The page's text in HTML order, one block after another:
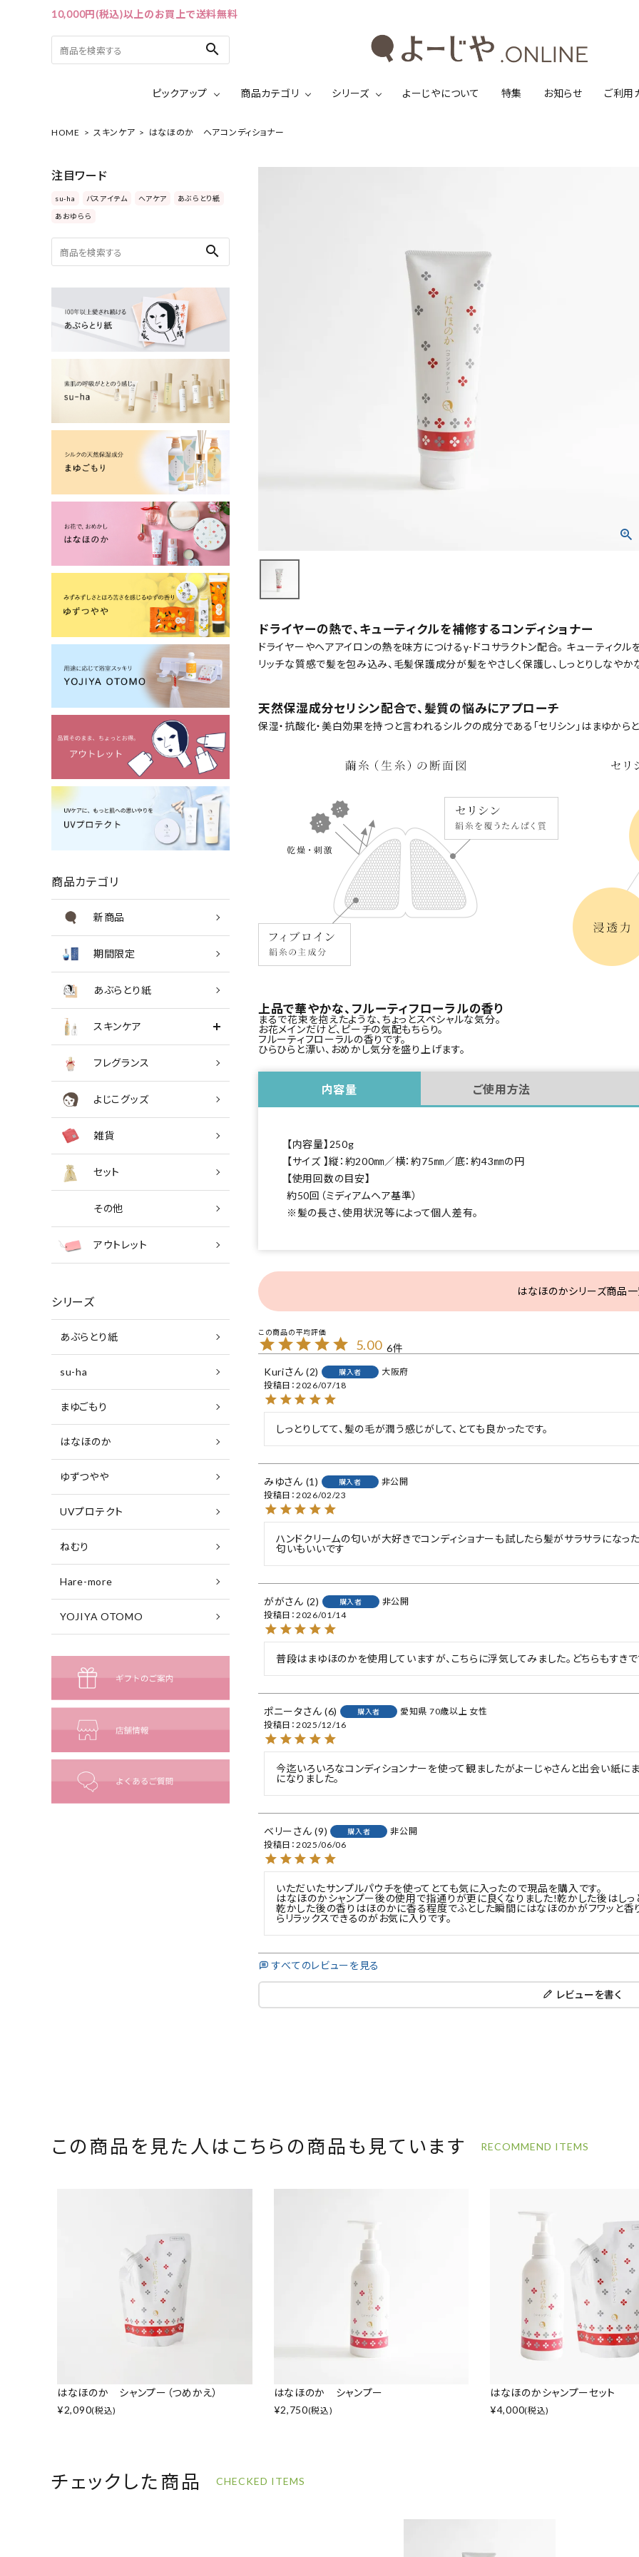
10,000円(税込)以上のお買上で送料無料
search
ピックアップ 商品カテゴリ シリーズ よーじやについて 特集 お知らせ ご利用
ACCOUNT MENU
カテゴリーから探す
よーじやについて
お客さま向け窓口(お問い合わせ)
HOME スキンケア はなほのか ヘアコンディショナー
注目ワード
su-ha バスアイテム ヘアケア あぶらとり紙
あおゆらら
search
商品カテゴリ
新商品
期間限定
あぶらとり紙
スキンケア
フレグランス
よじこグッズ
雑貨
セット
その他
アウトレット
シリーズ
あぶらとり紙
su-ha
まゆごもり
はなほのか
ゆずつやや
UVプロテクト
ねむり
Hare-more
YOJIYA OTOMO
ドライヤーの熱で、キューティクルを補修するコンディショナー
ドライヤーやヘアアイロンの熱を味方につけるγ-ドコサラクトン配合。 キューティクル
リッチな質感で髪を包み込み、毛髪保護成分が髪をやさしく保護し、しっとりしなやか
天然保湿成分セリシン配合で、髪質の悩みにアプローチ
保湿・抗酸化・美白効果を持つと言われるシルクの成分である「セリシン」はまゆから
上品で華やかな、フルーティフローラルの香り
まるで花束を抱えたような、ちょっとスペシャルな気分。
お花メインだけど、ピーチの気配もちらり。
フルーティフローラルの香りです。
ひらひらと漂い、おめかし気分を盛り上げます。
内容量 ご使用方法
【内容量】250g
【サイズ 】縦：約200㎜／横：約75㎜／底：約43㎜の円
【使用回数の目安】
約50回（ミディアムヘア基準）
※髪の長さ、使用状況等によって個人差有。
はなほのかシリーズ商品
5.00 6
Kuri
2 購入者
大阪府
投稿日 2026/07/18
しっとりしてて、髪の毛が潤う感じがして、とても良かったです。
みゆ 1 購入者
非公開
投稿日 2026/02/23
ハンドクリームの匂いが大好きでコンディショナーも試したら髪がサラサラになっ
匂いもいいです
がが 2 購入者
非公開
投稿日 2026/01/14
普段はまゆほのかを使用していますが、こちらに浮気してみました。どちらもすき
ポニータ 6 購入者 愛知県 70歳以上 女性
投稿日 2025/12/16
今迄いろいろなコンディションナーを使って観ましたがよーじゃさんと出会い紙に
になりました。
ベリー 9 購入者
非公開
投稿日 2025/06/06
いただいたサンプルパウチを使ってとても気に入ったので現品を購入です。
はなほのかシャンプー後の使用で指通りが更に良くなりました!乾かした後はし
乾かした後の香りはほのかに香る程度でふとした瞬間にはなほのかがフワッと香
らリラックスできるのがお気に入りです。
すべてのレビューを見る
レビューを書く
この商品を見た人は こちらの商品も見ています RECOMMEND ITEMS
はなほのか シャンプー（つめかえ）
¥2,090(税込)
はなほのか シャンプー
¥2,750(税込)
はなほのかシャンプーセット
¥4,000(税込)
チェックした商品 CHECKED ITEMS